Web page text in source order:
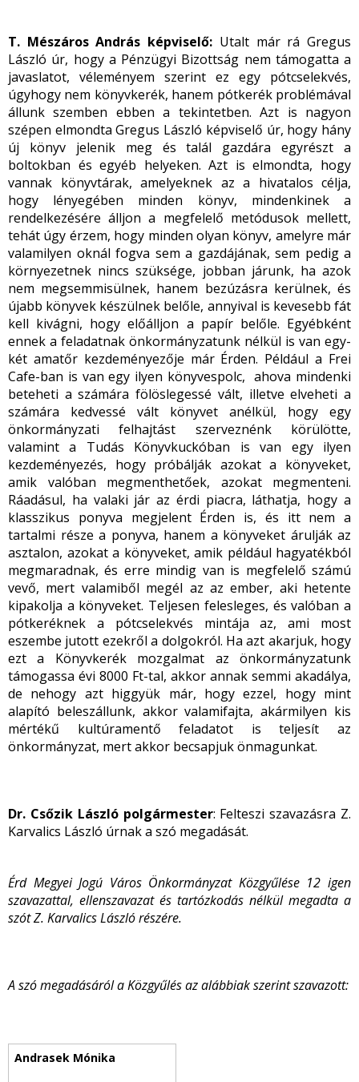
T. Mészáros András képviselő: Utalt már rá Gregus
László úr, hogy a Pénzügyi Bizottság nem támogatta a
javaslatot, véleményem szerint ez egy pótcselekvés,
úgyhogy nem könyvkerék, hanem pótkerék problémával
állunk szemben ebben a tekintetben. Azt is nagyon
szépen elmondta Gregus László képviselő úr, hogy hány
új könyv jelenik meg és talál gazdára egyrészt a
boltokban és egyéb helyeken. Azt is elmondta, hogy
vannak könyvtárak, amelyeknek az a hivatalos célja,
hogy lényegében minden könyv, mindenkinek a
rendelkezésére álljon a megfelelő metódusok mellett,
tehát úgy érzem, hogy minden olyan könyv, amelyre már
valamilyen oknál fogva sem a gazdájának, sem pedig a
környezetnek nincs szüksége, jobban járunk, ha azok
nem megsemmisülnek, hanem bezúzásra kerülnek, és
újabb könyvek készülnek belőle, annyival is kevesebb fát
kell kivágni, hogy előálljon a papír belőle. Egyébként
ennek a feladatnak önkormányzatunk nélkül is van egy-
két amatőr kezdeményezője már Érden. Például a Frei
Cafe-ban is van egy ilyen könyvespolc, ahova mindenki
beteheti a számára fölöslegessé vált, illetve elveheti a
számára kedvessé vált könyvet anélkül, hogy egy
önkormányzati felhajtást szerveznénk körülötte,
valamint a Tudás Könyvkuckóban is van egy ilyen
kezdeményezés, hogy próbálják azokat a könyveket,
amik valóban megmenthetőek, azokat megmenteni.
Ráadásul, ha valaki jár az érdi piacra, láthatja, hogy a
klasszikus ponyva megjelent Érden is, és itt nem a
tartalmi része a ponyva, hanem a könyveket árulják az
asztalon, azokat a könyveket, amik például hagyatékból
megmaradnak, és erre mindig van is megfelelő számú
vevő, mert valamiből megél az az ember, aki hetente
kipakolja a könyveket. Teljesen felesleges, és valóban a
pótkeréknek a pótcselekvés mintája az, ami most
eszembe jutott ezekről a dolgokról. Ha azt akarjuk, hogy
ezt a Könyvkerék mozgalmat az önkormányzatunk
támogassa évi 8000 Ft-tal, akkor annak semmi akadálya,
de nehogy azt higgyük már, hogy ezzel, hogy mint
alapító beleszállunk, akkor valamifajta, akármilyen kis
mértékű kultúramentő feladatot is teljesít az
önkormányzat, mert akkor becsapjuk önmagunkat.
Dr. Csőzik László polgármester: Felteszi szavazásra Z.
Karvalics László úrnak a szó megadását.
Érd Megyei Jogú Város Önkormányzat Közgyűlése 12 igen
szavazattal, ellenszavazat és tartózkodás nélkül megadta a
szót Z. Karvalics László részére.
A szó megadásáról a Közgyűlés az alábbiak szerint szavazott: